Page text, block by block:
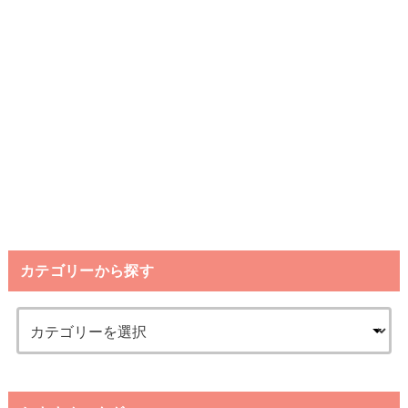
カテゴリーから探す